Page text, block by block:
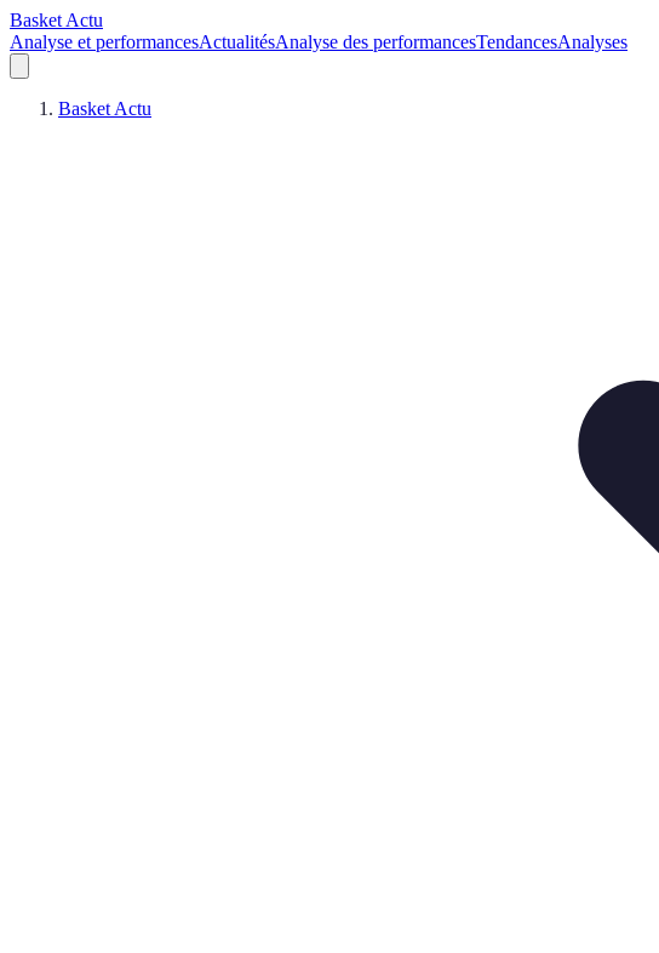
Basket Actu
Analyse et performancesActualitésAnalyse des performancesTendancesAnalyses
Basket Actu